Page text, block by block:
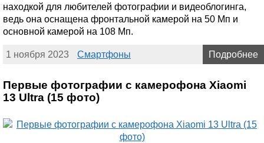
находкой для любителей фотографии и видеоблогинга,
ведь она оснащена фронтальной камерой на 50 Мп и
основной камерой на 108 Мп.
1 ноября 2023 Смартфоны Подробнее
Первые фотографии с камерофона Xiaomi
13 Ultra (15 фото)